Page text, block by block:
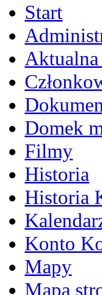
Start
Domek
Filmy
Historia
Historia
Konto
Mapy
Mapa